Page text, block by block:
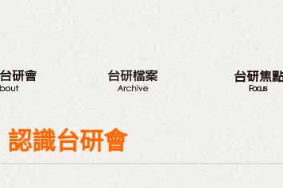
台研會週年活動
認識台研會